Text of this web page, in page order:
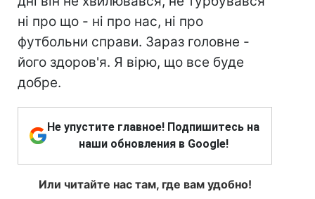
ні про що - ні про нас, ні про
футбольни справи. Зараз головне -
його здоров'я. Я вірю, що все буде
добре.
Не упустите главное! Подпишитесь на
наши обновления в Google!
Или читайте нас там, где вам удобно!